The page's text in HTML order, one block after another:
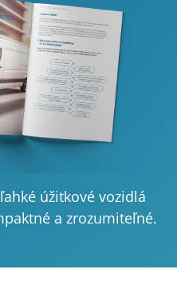
úžitkové vozidlá
a zrozumiteľné.